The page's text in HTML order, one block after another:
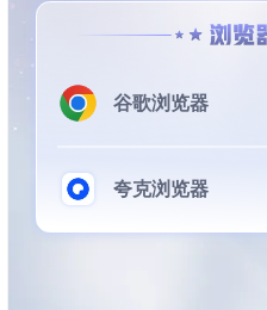
谷歌浏览器
夸克浏览器